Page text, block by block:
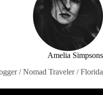
Amelia Simpsons
/ Nomad Traveler / Florida